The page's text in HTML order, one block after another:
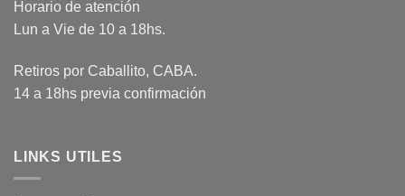
Horario de atención
Lun a Vie de 10 a 18hs.
Retiros por Caballito, CABA.
14 a 18hs previa confirmación
LINKS UTILES